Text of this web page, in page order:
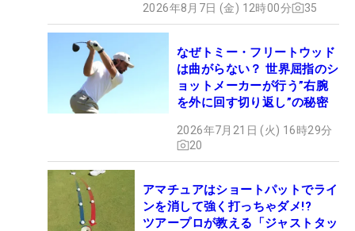
2026年8月7日 (金) 12時00分 35
なぜトミー・フリートウッド
は曲がらない？ 世界屈指のシ
ョットメーカーが行う”右腕
を外に回す切り返し”の秘密
2026年7月21日 (火) 16時29分
20
アマチュアはショートパットでライ
ンを消して強く打っちゃダメ!?
ツアープロが教える「ジャストタッ